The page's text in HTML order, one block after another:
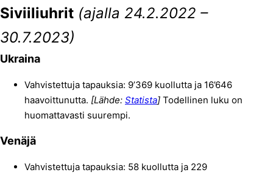
Siviiliuhrit (ajalla 24.2.2022 –
30.7.2023)
Ukraina
Vahvistettuja tapauksia: 9’369 kuollutta ja 16’646
haavoittunutta. [Lähde: Statista] Todellinen luku on
huomattavasti suurempi.
Venäjä
Vahvistettuja tapauksia: 58 kuollutta ja 229